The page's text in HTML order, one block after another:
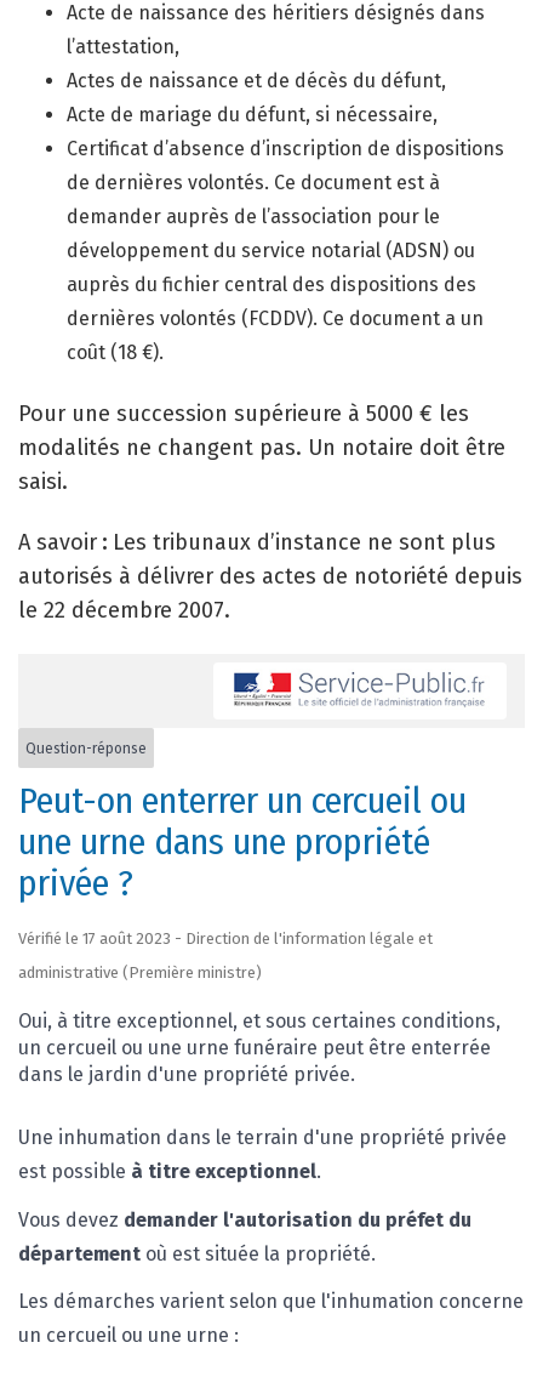
Acte de naissance des héritiers désignés dans
l’attestation,
Actes de naissance et de décès du défunt,
Acte de mariage du défunt, si nécessaire,
Certificat d’absence d’inscription de dispositions
de dernières volontés. Ce document est à
demander auprès de l’association pour le
développement du service notarial (ADSN) ou
auprès du fichier central des dispositions des
dernières volontés (FCDDV). Ce document a un
coût (18 €).
Pour une succession supérieure à 5000 € les
modalités ne changent pas. Un notaire doit être
saisi.
A savoir : Les tribunaux d’instance ne sont plus
autorisés à délivrer des actes de notoriété depuis
le 22 décembre 2007.
Question-réponse
Peut-on enterrer un cercueil ou
une urne dans une propriété
privée ?
Vérifié le 17 août 2023 - Direction de l'information légale et
administrative (Première ministre)
Oui, à titre exceptionnel, et sous certaines conditions,
un cercueil ou une urne funéraire peut être enterrée
dans le jardin d'une propriété privée.
Une inhumation dans le terrain d'une propriété privée
est possible à titre exceptionnel.
Vous devez demander l'autorisation du préfet du
département où est située la propriété.
Les démarches varient selon que l'inhumation concerne
un cercueil ou une urne :